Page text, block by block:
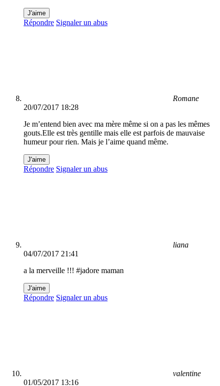
J'aime
Répondre Signaler un abus
Romane
20/07/2017 18:28
Je m’entend bien avec ma mère même si on a pas les mêmes
gouts.Elle est très gentille mais elle est parfois de mauvaise
humeur pour rien. Mais je l’aime quand même.
J'aime
Répondre Signaler un abus
liana
04/07/2017 21:41
a la merveille !!! #jadore maman
J'aime
Répondre Signaler un abus
valentine
01/05/2017 13:16